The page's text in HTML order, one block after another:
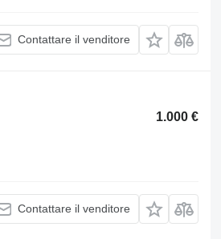
Contattare il venditore
1.000 €
Contattare il venditore